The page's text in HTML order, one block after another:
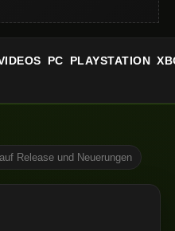
PC PLAYSTATION
Release und Neuerungen